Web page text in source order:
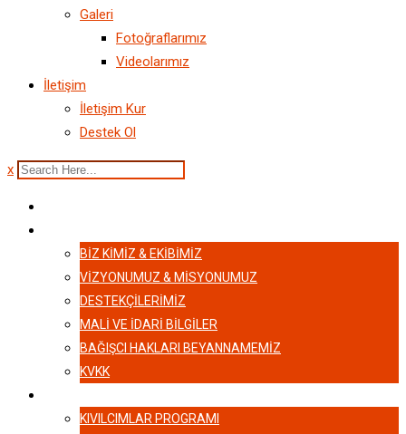
Galeri
Fotoğraflarımız
Videolarımız
İletişim
İletişim Kur
Destek Ol
x
BIZ KIMIZ & EKIBIMIZ
VİZYONUMUZ & MİSYONUMUZ
DESTEKÇILERIMIZ
MALI VE İDARI BILGILER
BAĞIŞCI HAKLARI BEYANNAMEMIZ
KVKK
KIVILCIMLAR PROGRAMI